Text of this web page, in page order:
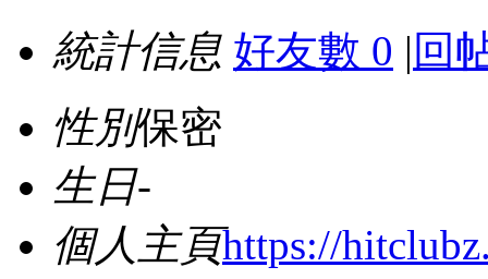
統計信息 好友數 0 | 回
性別保密
生日-
個人主頁https://